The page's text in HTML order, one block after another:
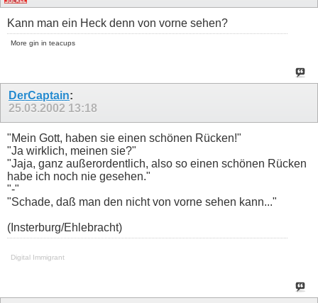
Kann man ein Heck denn von vorne sehen?
More gin in teacups
DerCaptain:
25.03.2002 13:18
"Mein Gott, haben sie einen schönen Rücken!"
"Ja wirklich, meinen sie?"
"Jaja, ganz außerordentlich, also so einen schönen Rücken
habe ich noch nie gesehen."
"-"
"Schade, daß man den nicht von vorne sehen kann..."
(Insterburg/Ehlebracht)
Digital Immigrant